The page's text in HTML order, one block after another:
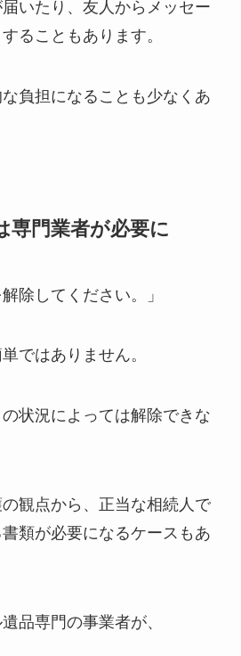
いたり、友人からメッセー
ることもあります。
負担になることも少なくあ
専門業者が​必要に
除してください。」
ではありません。
状況によっては解除できな
観点から、正当な相続人で
類が必要になるケースもあ
品専門の事業者が、